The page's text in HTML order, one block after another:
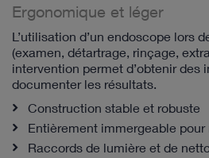
Ergonomique et léger
L’utilisation d’un endoscope lors
(examen, détartrage, rinçage,
intervention permet d’obtenir des
documenter les résultats.
Construction stable et robuste
Entièrement immergeable pour
Raccords de lumière et de